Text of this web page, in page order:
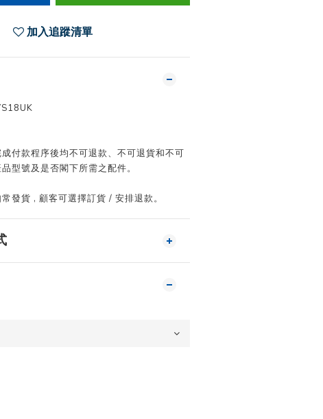
加入追蹤清單
付款程序後均不可退款、不可退貨和不可
型號及是否閣下所需之配件。
發貨 , 顧客可選擇訂貨 / 安排退款。